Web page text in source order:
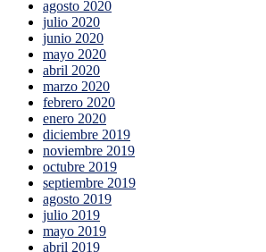
agosto 2020
julio 2020
junio 2020
mayo 2020
abril 2020
marzo 2020
febrero 2020
enero 2020
diciembre 2019
noviembre 2019
octubre 2019
septiembre 2019
agosto 2019
julio 2019
mayo 2019
abril 2019